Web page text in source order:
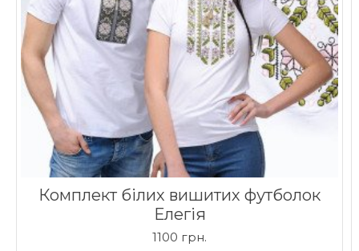
Комплект білих вишитих футболок
Елегія
1100 грн.